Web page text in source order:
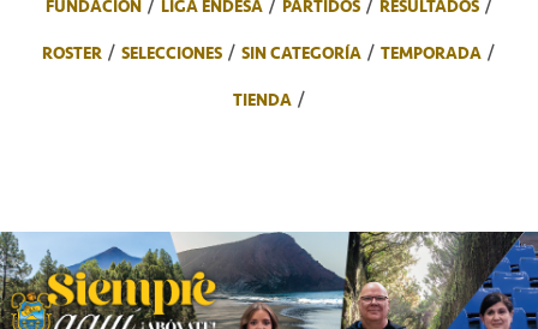
FUNDACIÓN
LIGA ENDESA PARTIDOS
RESULTADOS
ROSTER
SELECCIONES SIN CATEGORÍA
TEMPORADA
TIENDA